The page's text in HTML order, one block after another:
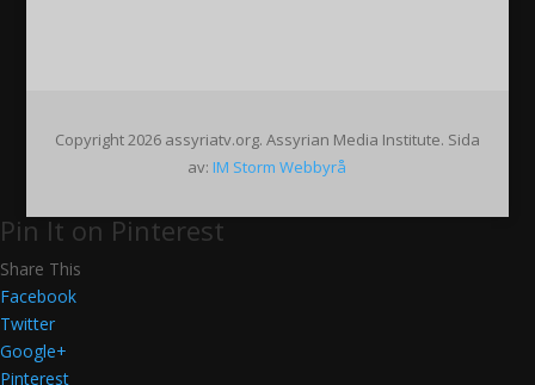
Copyright 2026 assyriatv.org. Assyrian Media Institute. Sida
av: IM Storm Webbyrå
Pin It on Pinterest
Share This
Facebook
Twitter
Google+
Pinterest